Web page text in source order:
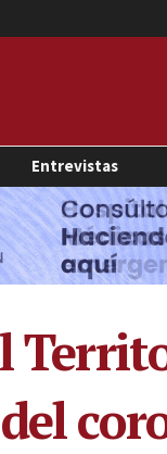
Entrevistas